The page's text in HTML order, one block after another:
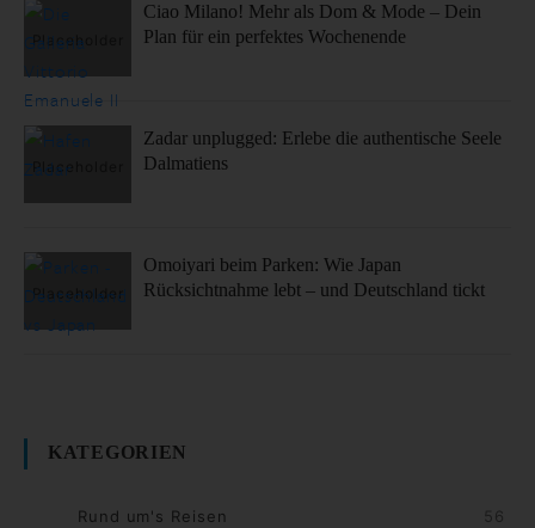
Ciao Milano! Mehr als Dom & Mode – Dein
Plan für ein perfektes Wochenende
Zadar unplugged: Erlebe die authentische Seele
Dalmatiens
Omoiyari beim Parken: Wie Japan
Rücksichtnahme lebt – und Deutschland tickt
KATEGORIEN
Rund um's Reisen 56